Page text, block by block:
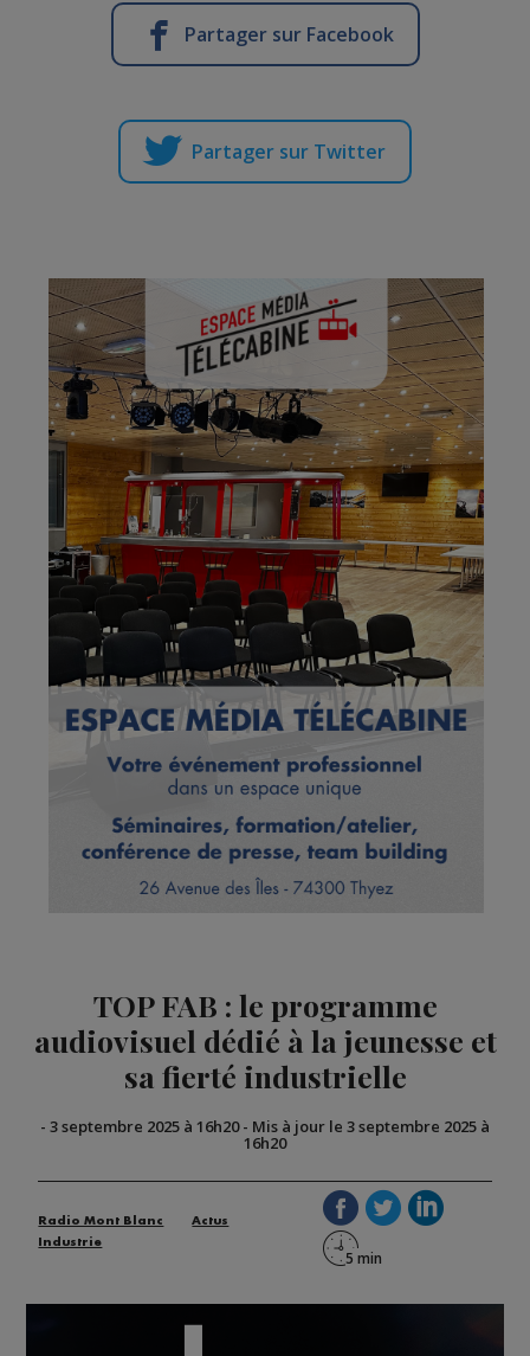
Partager sur Facebook
Partager sur Twitter
TOP FAB : le programme
audiovisuel dédié à la jeunesse et
sa fierté industrielle
- 3 septembre 2025 à 16h20- Mis à jour le 3 septembre 2025 à
16h20
Radio Mont Blanc
Actus
Industrie